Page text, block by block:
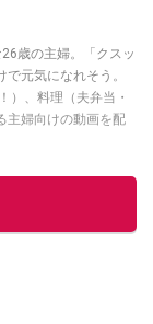
歳の主婦。「クスッ
元気になれそう。
）、料理（夫弁当・
主婦向けの動画を配
他の記事を読む